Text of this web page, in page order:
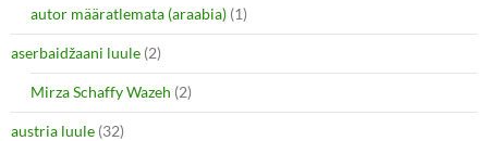
n
n
w
w
i
n
d
o
i
n
n
e
w
w
i
n
d
autor määratlemata (araabia) (1)
aserbaidžaani luule (2)
Mirza Schaffy Wazeh (2)
austria luule (32)